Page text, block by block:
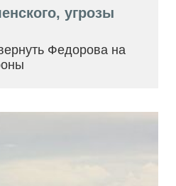
угрозы
Федорова на